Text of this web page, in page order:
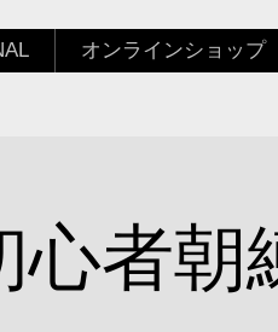
オンラインショップ
心者朝